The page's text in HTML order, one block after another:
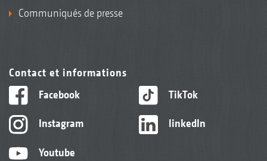
Communiqués de presse
Contact et informations
Facebook
Instagram
Youtube
TikTok
linkedIn